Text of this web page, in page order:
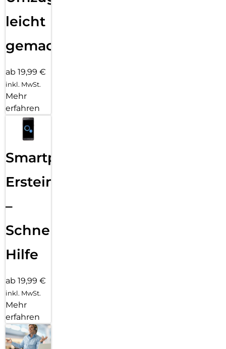
leicht
gemacht!
ab 19,99 €
inkl. MwSt.
Mehr
erfahren
Smartphone
Ersteinrichtung
–
Schnelle
Hilfe
ab 19,99 €
inkl. MwSt.
Mehr
erfahren